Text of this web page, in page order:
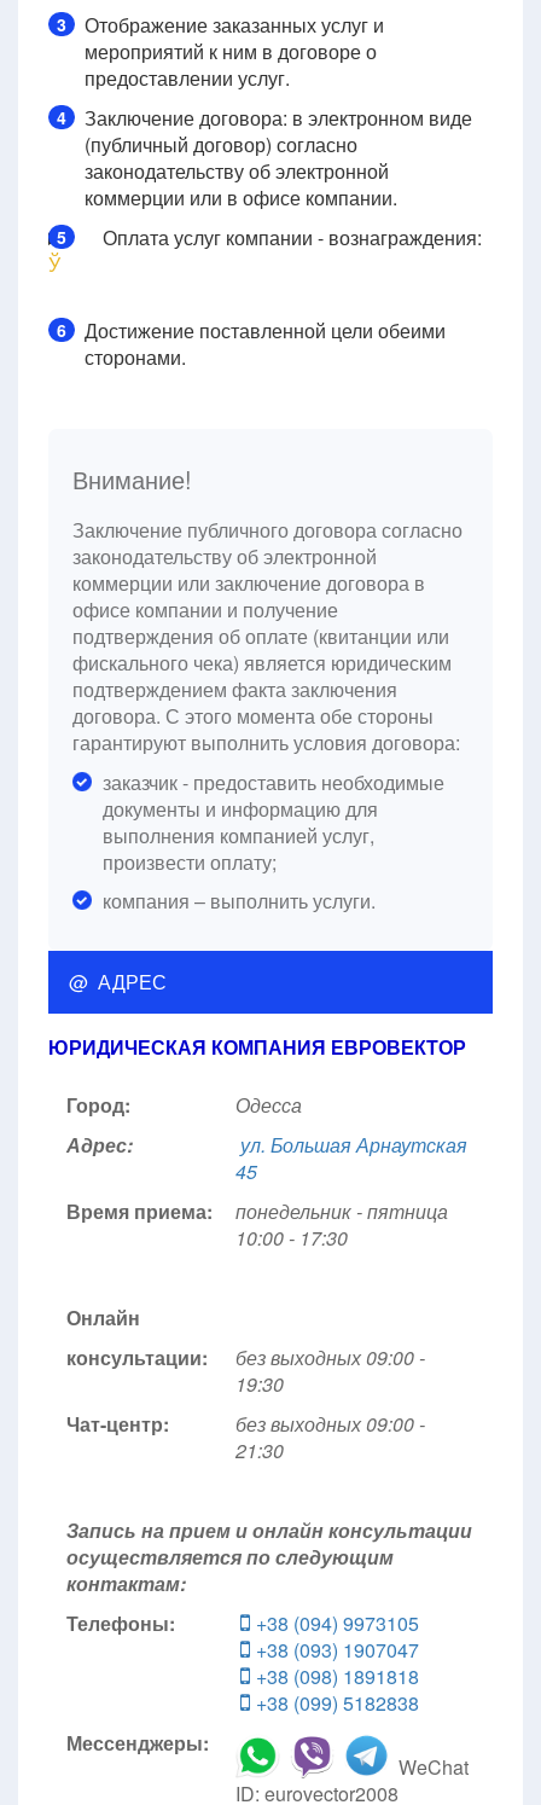
3
Отображение заказанных услуг и
мероприятий к ним в договоре о
предоставлении услуг.
4
Заключение договора: в электронном виде
(публичный договор) согласно
законодательству об электронной
коммерции или в офисе компании.
5Оплата услуг компании - вознаграждения:
Ў
6
Достижение поставленной цели обеими
сторонами.
Внимание!
Заключение публичного договора согласно
законодательству об электронной
коммерции или заключение договора в
офисе компании и получение
подтверждения об оплате (квитанции или
фискального чека) является юридическим
подтверждением факта заключения
договора. С этого момента обе стороны
гарантируют выполнить условия договора:
заказчик - предоставить необходимые
документы и информацию для
выполнения компанией услуг,
произвести оплату;
компания – выполнить услуги.
@ АДРЕС
ЮРИДИЧЕСКАЯ КОМПАНИЯ ЕВРОВЕКТОР
Город:
Одесса
Адрес:
ул. Большая Арнаутская
45
Время приема:
понедельник - пятница
10:00 - 17:30
Онлайн
консультации:
без выходных 09:00 -
19:30
Чат-центр:
без выходных 09:00 -
21:30
Запись на прием и онлайн консультации
осуществляется по следующим
контактам:
Телефоны:
+38 (094) 9973105
+38 (093) 1907047
+38 (098) 1891818
+38 (099) 5182838
Мессенджеры:
WeChat
ID: eurovector2008